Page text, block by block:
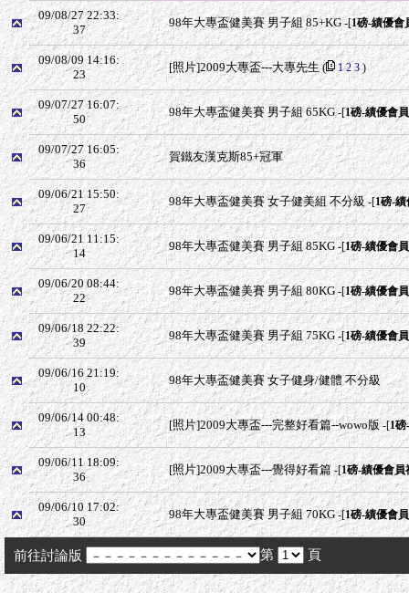
09/08/27 22:33:
37
98年大專盃健美賽 男子組 85+KG-[1磅-績優會
09/08/09 14:16:
23
[照片]2009大專盃---大專先生( 1 2 3)
09/07/27 16:07:
50
98年大專盃健美賽 男子組 65KG-[1磅-績優會
09/07/27 16:05:
36
賀鐵友漢克斯85+冠軍
09/06/21 15:50:
27
98年大專盃健美賽 女子健美組 不分級-[1磅-
09/06/21 11:15:
14
98年大專盃健美賽 男子組 85KG-[1磅-績優會
09/06/20 08:44:
22
98年大專盃健美賽 男子組 80KG-[1磅-績優會
09/06/18 22:22:
39
98年大專盃健美賽 男子組 75KG-[1磅-績優會
09/06/16 21:19:
10
98年大專盃健美賽 女子健身/健體 不分級
09/06/14 00:48:
13
[照片]2009大專盃---完整好看篇--wowo版-[1磅
09/06/11 18:09:
36
[照片]2009大專盃---覺得好看篇-[1磅-績優會員
09/06/10 17:02:
30
98年大專盃健美賽 男子組 70KG-[1磅-績優會
前往討論版 第 頁